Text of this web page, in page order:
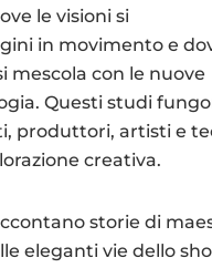
le visioni si
in movimento e
mescola con le nuove
Questi studi
produttori, artisti e
creativa.
storie di
eleganti vie dello